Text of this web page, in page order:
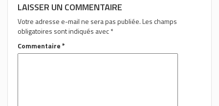
LAISSER UN COMMENTAIRE
Votre adresse e-mail ne sera pas publiée.Les champs
obligatoires sont indiqués avec*
Commentaire*